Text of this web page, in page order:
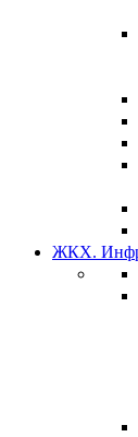
ЖКХ.